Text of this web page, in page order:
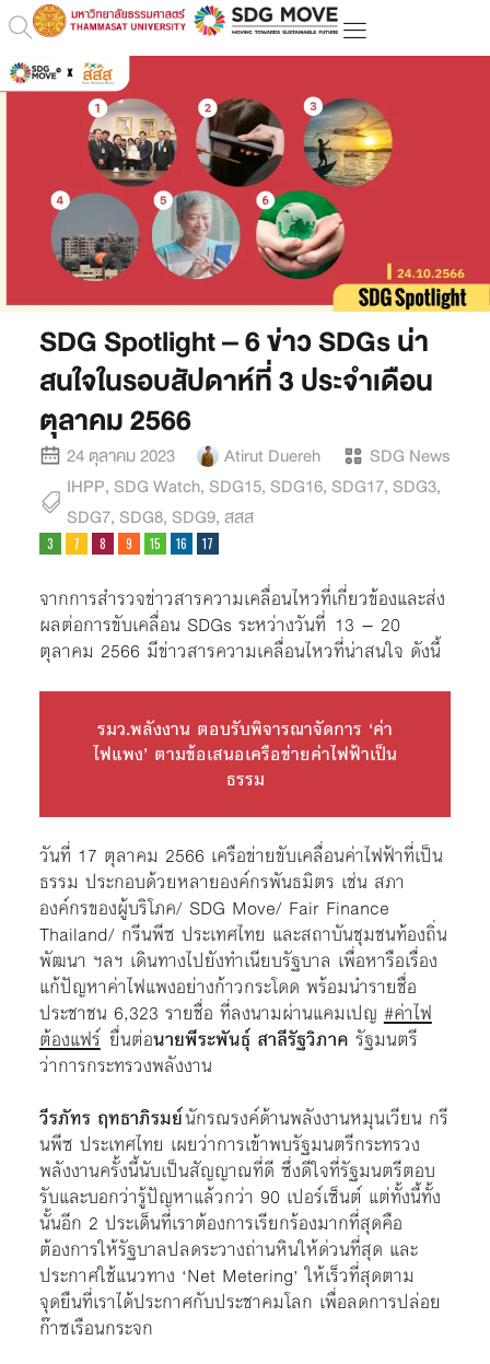
SDG Spotlight – 6 ข่าว SDGs น่า
สนใจในรอบสัปดาห์ที่ 3 ประจำเดือน
ตุลาคม 2566
24 ตุลาคม 2023 Atirut Duereh
SDG News
IHPP, SDG Watch, SDG15, SDG16, SDG17, SDG3,
SDG7, SDG8, SDG9,สสส
จากการสำรวจข่าวสารความเคลื่อนไหวที่เกี่ยวข้องและส่ง
ผลต่อการขับเคลื่อน SDGs ระหว่างวันที่ 13 – 20
ตุลาคม 2566 มีข่าวสารความเคลื่อนไหวที่น่าสนใจ ดังนี้
รมว.พลังงาน ตอบรับพิจารณาจัดการ ‘ค่า
ไฟแพง’ ตามข้อเสนอเครือข่ายค่าไฟฟ้าเป็น
ธรรม
วันที่ 17 ตุลาคม 2566 เครือข่ายขับเคลื่อนค่าไฟฟ้าที่เป็น
ธรรม ประกอบด้วยหลายองค์กรพันธมิตร เช่น สภา
องค์กรของผู้บริโภค/ SDG Move/ Fair Finance
Thailand/ กรีนพีซ ประเทศไทย และสถาบันชุมชนท้องถิ่น
พัฒนา ฯลฯ เดินทางไปยังทำเนียบรัฐบาล เพื่อหารือเรื่อง
แก้ปัญหาค่าไฟแพงอย่างก้าวกระโดด พร้อมนำรายชื่อ
ประชาชน 6,323 รายชื่อ ที่ลงนามผ่านแคมเปญ#ค่าไฟ
ต้องแฟร์ยื่นต่อนายพีระพันธุ์ สาลีรัฐวิภาค รัฐมนตรี
ว่าการกระทรวงพลังงาน
วีรภัทร ฤทธาภิรมย์นักรณรงค์ด้านพลังงานหมุนเวียน กรี
นพีซ ประเทศไทย เผยว่าการเข้าพบรัฐมนตรีกระทรวง
พลังงานครั้งนี้นับเป็นสัญญาณที่ดี ซึ่งดีใจที่รัฐมนตรีตอบ
รับและบอกว่ารู้ปัญหาแล้วกว่า 90 เปอร์เซ็นต์ แต่ทั้งนี้ทั้ง
นั้นอีก 2 ประเด็นที่เราต้องการเรียกร้องมากที่สุดคือ
ต้องการให้รัฐบาลปลดระวางถ่านหินให้ด่วนที่สุด และ
ประกาศใช้แนวทาง ‘Net Metering’ ให้เร็วที่สุดตาม
จุดยืนที่เราได้ประกาศกับประชาคมโลก เพื่อลดการปล่อย
ก๊าซเรือนกระจก